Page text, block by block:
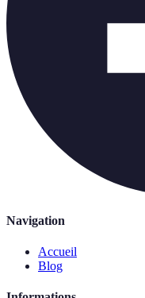
Navigation
Accueil
Blog